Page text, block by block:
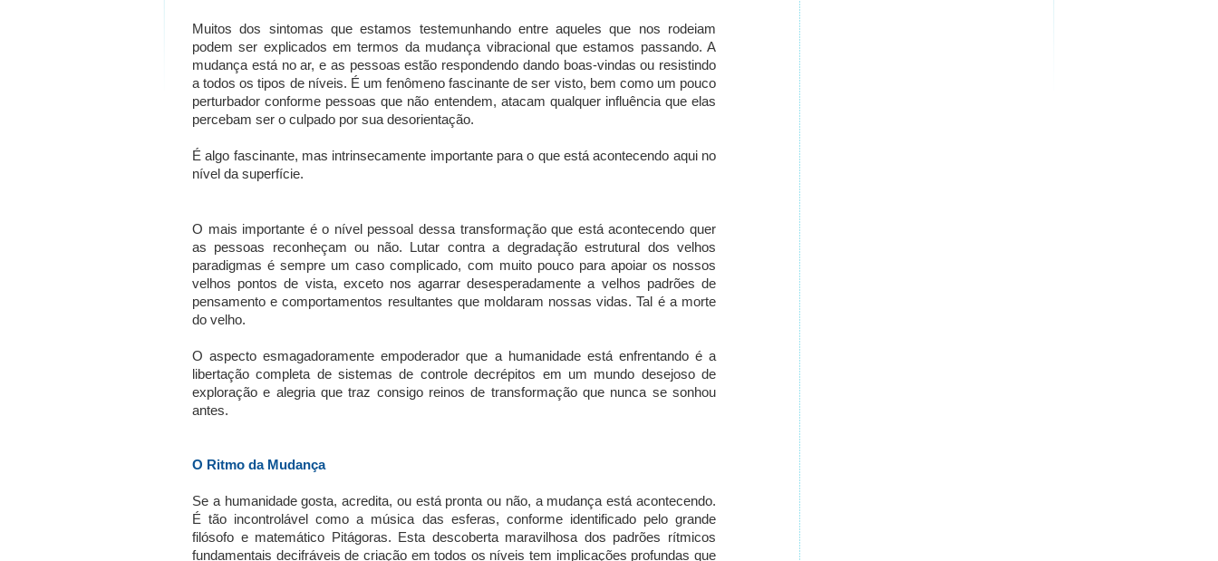
Muitos dos sintomas que estamos testemunhando entre aqueles que nos rodeiam
podem ser explicados em termos da mudança vibracional que estamos passando. A
mudança está no ar, e as pessoas estão respondendo dando boas-vindas ou resistindo
a todos os tipos de níveis. É um fenômeno fascinante de ser visto, bem como um pouco
perturbador conforme pessoas que não entendem, atacam qualquer influência que elas
percebam ser o culpado por sua desorientação.
É algo fascinante, mas intrinsecamente importante para o que está acontecendo aqui no
nível da superfície.
O mais importante é o nível pessoal dessa transformação que está acontecendo quer
as pessoas reconheçam ou não. Lutar contra a degradação estrutural dos velhos
paradigmas é sempre um caso complicado, com muito pouco para apoiar os nossos
velhos pontos de vista, exceto nos agarrar desesperadamente a velhos padrões de
pensamento e comportamentos resultantes que moldaram nossas vidas. Tal é a morte
do velho.
O aspecto esmagadoramente empoderador que a humanidade está enfrentando é a
libertação completa de sistemas de controle decrépitos em um mundo desejoso de
exploração e alegria que traz consigo reinos de transformação que nunca se sonhou
antes.
O Ritmo da Mudança
Se a humanidade gosta, acredita, ou está pronta ou não, a mudança está acontecendo.
É tão incontrolável como a música das esferas, conforme identificado pelo grande
filósofo e matemático Pitágoras. Esta descoberta maravilhosa dos padrões rítmicos
fundamentais decifráveis ​​de criação em todos os níveis tem implicações profundas que